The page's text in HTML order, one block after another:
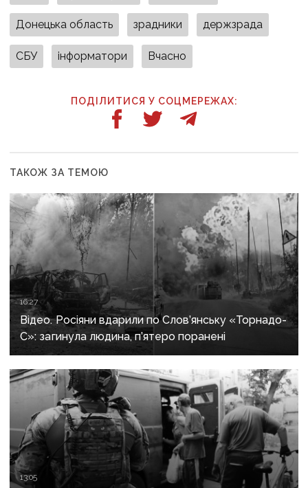
Донецька область зрадники держзрада
СБУ інформатори Вчасно
ПОДІЛИТИСЯ У СОЦМЕРЕЖАХ:
ТАКОЖ ЗА ТЕМОЮ
16:27
Відео. Росіяни вдарили по Слов’янську «Торнадо-
С»: загинула людина, п’ятеро поранені
13:05